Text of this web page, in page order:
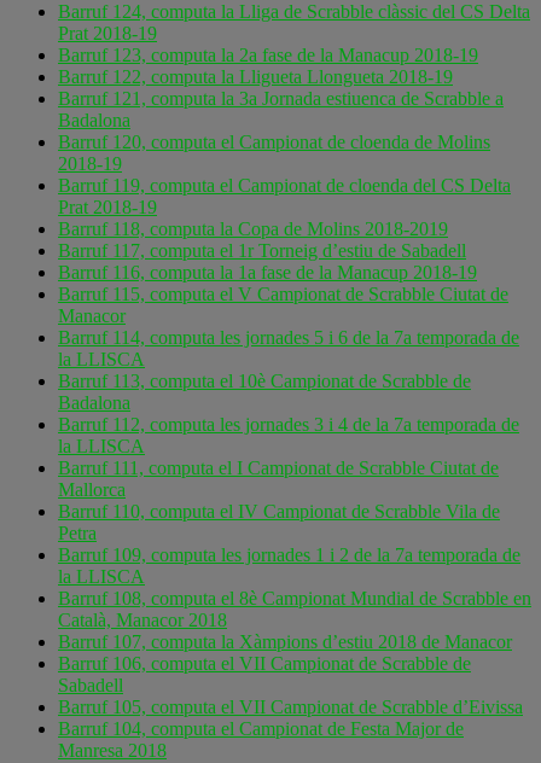
Barruf 124, computa la Lliga de Scrabble clàssic del CS Delta
Prat 2018-19
Barruf 123, computa la 2a fase de la Manacup 2018-19
Barruf 122, computa la Lligueta Llongueta 2018-19
Barruf 121, computa la 3a Jornada estiuenca de Scrabble a
Badalona
Barruf 120, computa el Campionat de cloenda de Molins
2018-19
Barruf 119, computa el Campionat de cloenda del CS Delta
Prat 2018-19
Barruf 118, computa la Copa de Molins 2018-2019
Barruf 117, computa el 1r Torneig d’estiu de Sabadell
Barruf 116, computa la 1a fase de la Manacup 2018-19
Barruf 115, computa el V Campionat de Scrabble Ciutat de
Manacor
Barruf 114, computa les jornades 5 i 6 de la 7a temporada de
la LLISCA
Barruf 113, computa el 10è Campionat de Scrabble de
Badalona
Barruf 112, computa les jornades 3 i 4 de la 7a temporada de
la LLISCA
Barruf 111, computa el I Campionat de Scrabble Ciutat de
Mallorca
Barruf 110, computa el IV Campionat de Scrabble Vila de
Petra
Barruf 109, computa les jornades 1 i 2 de la 7a temporada de
la LLISCA
Barruf 108, computa el 8è Campionat Mundial de Scrabble en
Català, Manacor 2018
Barruf 107, computa la Xàmpions d’estiu 2018 de Manacor
Barruf 106, computa el VII Campionat de Scrabble de
Sabadell
Barruf 105, computa el VII Campionat de Scrabble d’Eivissa
Barruf 104, computa el Campionat de Festa Major de
Manresa 2018